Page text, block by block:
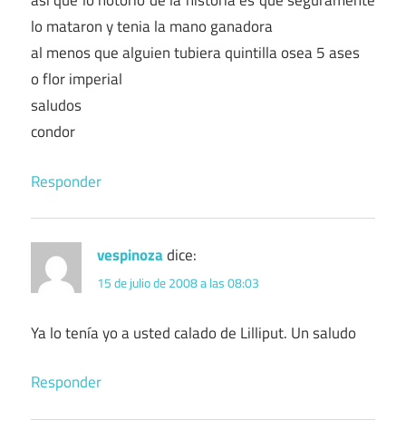
lo mataron y tenia la mano ganadora
al menos que alguien tubiera quintilla osea 5 ases
o flor imperial
saludos
condor
Responder
vespinozadice:
15 de julio de 2008 a las 08:03
Ya lo tenía yo a usted calado de Lilliput. Un saludo
Responder